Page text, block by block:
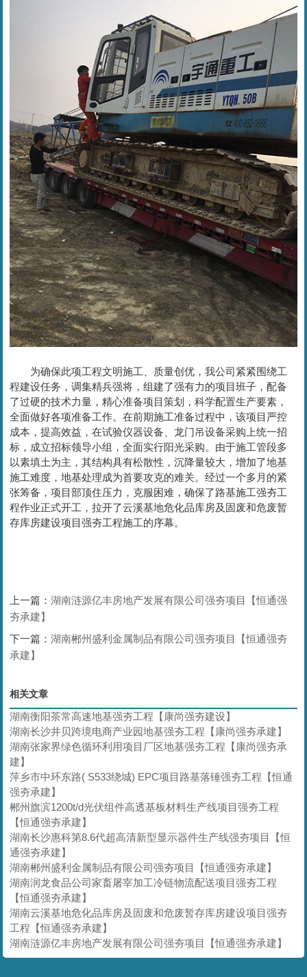
为确保此项工程文明施工、质量创优，我公司紧紧围绕工
程建设任务，调集精兵强将，组建了强有力的项目班子，配备
了过硬的技术力量，精心准备项目策划，科学配置生产要素，
全面做好各项准备工作。在前期施工准备过程中，该项目严控
成本，提高效益，在试验仪器设备、龙门吊设备采购上统一招
标，成立招标领导小组，全面实行阳光采购。由于施工管段多
以素填土为主，其结构具有松散性，沉降量较大，增加了地基
施工难度，地基处理成为首要攻克的难关。经过一个多月的紧
张筹备，项目部顶住压力，克服困难，确保了路基施工强夯工
程作业正式开工，拉开了云溪基地危化品库房及固废和危废暂
存库房建设项目强夯工程施工的序幕。
上一篇：湖南涟源亿丰房地产发展有限公司强夯项目【恒通强
夯承建】
下一篇：湖南郴州盛利金属制品有限公司强夯项目【恒通强夯
承建】
相关文章
湖南衡阳茶常高速地基强夯工程【康尚强夯建设】
湖南长沙井贝跨境电商产业园地基强夯工程【康尚强夯承建】
湖南张家界绿色循环利用项目厂区地基强夯工程【康尚强夯承
建】
萍乡市中环东路( S533绕城) EPC项目路基落锤强夯工程【恒通
强夯承建】
郴州旗滨1200t/d光伏组件高透基板材料生产线项目强夯工程
【恒通强夯承建】
湖南长沙惠科第8.6代超高清新型显示器件生产线强夯项目【恒
通强夯承建】
湖南郴州盛利金属制品有限公司强夯项目【恒通强夯承建】
湖南润龙食品公司家畜屠宰加工冷链物流配送项目强夯工程
【恒通强夯承建】
湖南云溪基地危化品库房及固废和危废暂存库房建设项目强夯
工程【恒通强夯承建】
湖南涟源亿丰房地产发展有限公司强夯项目【恒通强夯承建】